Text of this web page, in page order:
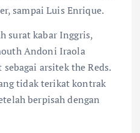
sampai Luis Enrique.
surat kabar Inggris,
Andoni Iraola
arsitek the Reds.
tidak terikat kontrak
berpisah dengan